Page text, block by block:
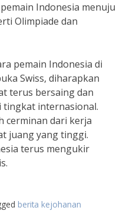
Indonesia menuju
Olimpiade dan
pemain Indonesia di
Swiss, diharapkan
terus bersaing dan
tingkat internasional.
cerminan dari kerja
juang yang tinggi.
terus mengukir
berita kejohanan